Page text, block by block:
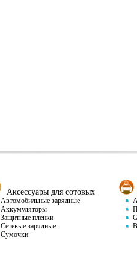
Аксессуары для сотовых
Автомобильные зарядные
Аккумуляторы
Защитные пленки
Сетевые зарядные
Сумочки